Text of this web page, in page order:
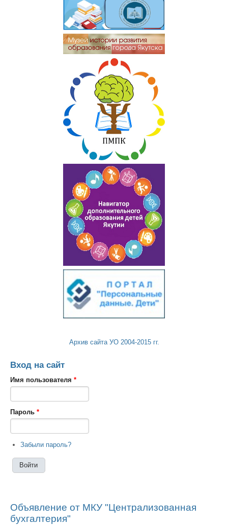
Архив сайта УО 2004-2015 гг.
Вход на сайт
Имя пользователя *
Пароль *
Забыли пароль?
Объявление от МКУ "Централизованная
бухгалтерия"